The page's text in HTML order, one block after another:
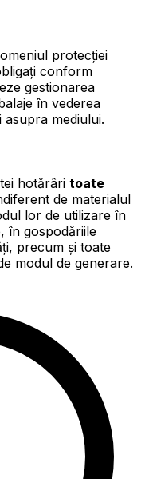
protecției
conform
gestionarea
în vederea
mediului.
hotărâri toate
de materialul
lor de utilizare în
în gospodăriile
precum și toate
modul de generare.